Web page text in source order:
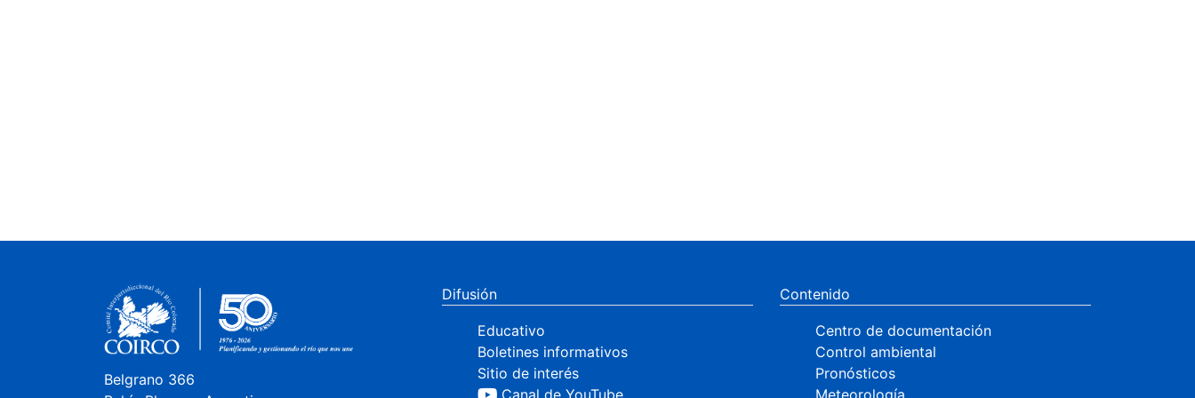
Belgrano 366
Difusión
Educativo
Boletines informativos
Sitio de interés
Canal de YouTube
Contenido
Centro de documentación
Control ambiental
Pronósticos
Meteorología